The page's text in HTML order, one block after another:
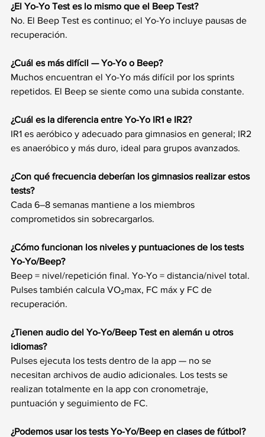
¿El Yo-Yo Test es lo mismo que el Beep Test?
No. El Beep Test es continuo; el Yo-Yo incluye pausas de
recuperación.
¿Cuál es más difícil — Yo-Yo o Beep?
Muchos encuentran el Yo-Yo más difícil por los sprints
repetidos. El Beep se siente como una subida constante.
¿Cuál es la diferencia entre Yo-Yo IR1 e IR2?
IR1 es aeróbico y adecuado para gimnasios en general; IR2
es anaeróbico y más duro, ideal para grupos avanzados.
¿Con qué frecuencia deberían los gimnasios realizar estos
tests?
Cada 6–8 semanas mantiene a los miembros
comprometidos sin sobrecargarlos.
¿Cómo funcionan los niveles y puntuaciones de los tests
Yo-Yo/Beep?
Beep = nivel/repetición final. Yo-Yo = distancia/nivel total.
Pulses también calcula VO₂max, FC máx y FC de
recuperación.
¿Tienen audio del Yo-Yo/Beep Test en alemán u otros
idiomas?
Pulses ejecuta los tests dentro de la app — no se
necesitan archivos de audio adicionales. Los tests se
realizan totalmente en la app con cronometraje,
puntuación y seguimiento de FC.
¿Podemos usar los tests Yo-Yo/Beep en clases de fútbol?